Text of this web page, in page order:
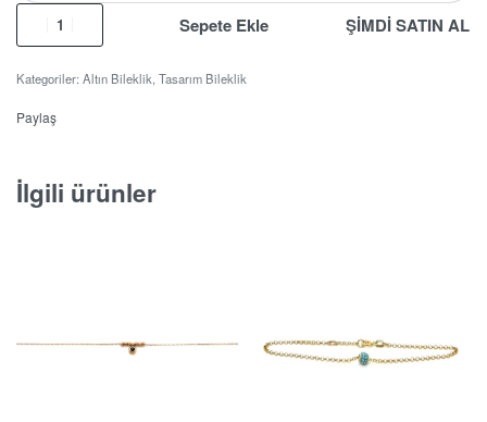
Sepete Ekle ŞİMDİ SATIN AL
Kategoriler: Altın Bileklik Tasarım Bileklik
Paylaş
İlgili ürünler